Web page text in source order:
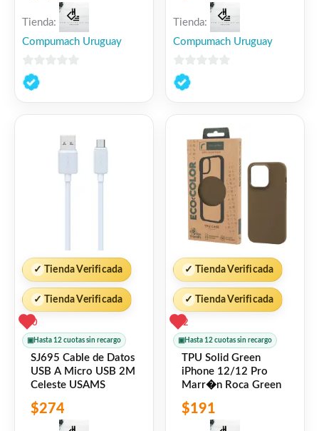
Tienda:
Compumach Uruguay
0
de
Tienda:
Compumach Uruguay
0
de
✓ Tienda Verificada
✓ Tienda Verificada
0
▣ Hasta 12 cuotas sin recargo
SJ695 Cable de Datos
USB A Micro USB 2M
Celeste USAMS
$274
✓ Tienda Verificada
✓ Tienda Verificada
2
▣ Hasta 12 cuotas sin recargo
TPU Solid Green
iPhone 12/12 Pro
Marr�n Roca Green
$191